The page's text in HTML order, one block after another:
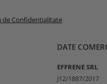
de Confidentialitate
DATE
EFFRENE SRL
J12/1887/2017